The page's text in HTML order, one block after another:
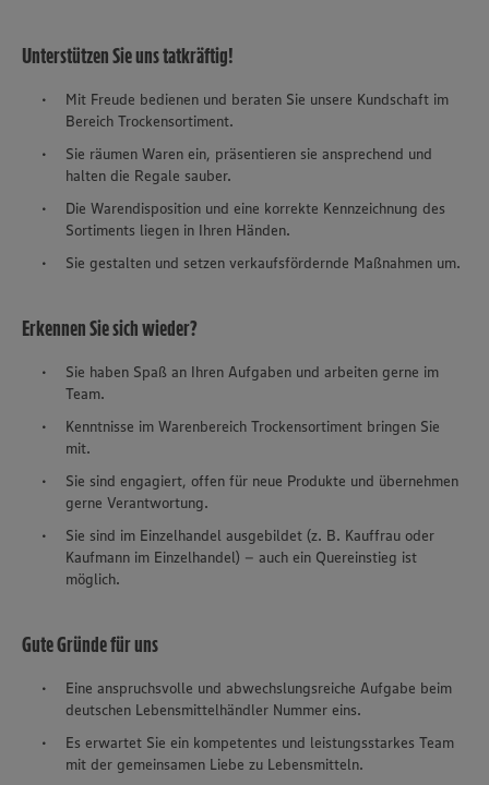
Unterstützen Sie uns tatkräftig!
Mit Freude bedienen und beraten Sie unsere Kundschaft im
Bereich Trockensortiment.
Sie räumen Waren ein, präsentieren sie ansprechend und
halten die Regale sauber.
Die Warendisposition und eine korrekte Kennzeichnung des
Sortiments liegen in Ihren Händen.
Sie gestalten und setzen verkaufsfördernde Maßnahmen um.
Erkennen Sie sich wieder?
Sie haben Spaß an Ihren Aufgaben und arbeiten gerne im
Team.
Kenntnisse im Warenbereich Trockensortiment bringen Sie
mit.
Sie sind engagiert, offen für neue Produkte und übernehmen
gerne Verantwortung.
Sie sind im Einzelhandel ausgebildet (z. B. Kauffrau oder
Kaufmann im Einzelhandel) – auch ein Quereinstieg ist
möglich.
Gute Gründe für uns
Eine anspruchsvolle und abwechslungsreiche Aufgabe beim
deutschen Lebensmittelhändler Nummer eins.
Es erwartet Sie ein kompetentes und leistungsstarkes Team
mit der gemeinsamen Liebe zu Lebensmitteln.